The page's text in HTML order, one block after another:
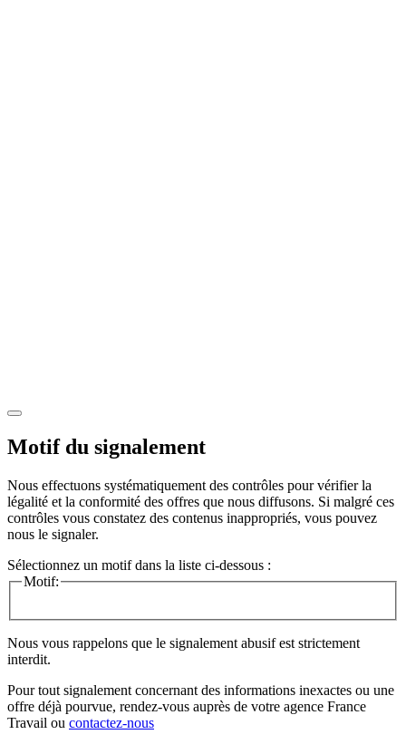
Motif du signalement
Nous effectuons systématiquement des contrôles pour vérifier la
légalité et la conformité des offres que nous diffusons. Si malgré ces
contrôles vous constatez des contenus inappropriés, vous pouvez
nous le signaler.
Sélectionnez un motif dans la liste ci-dessous :
Motif:
Nous vous rappelons que le signalement abusif est strictement
interdit.
Pour tout signalement concernant des informations inexactes ou une
offre déjà pourvue, rendez-vous auprès de votre agence France
Travail ou contactez-nous